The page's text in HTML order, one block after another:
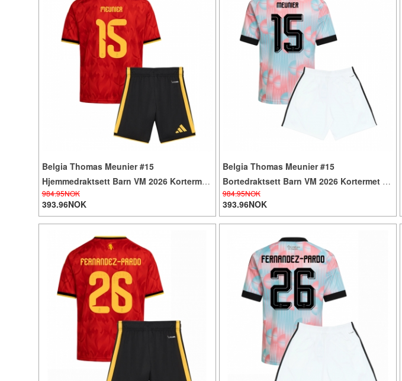
Belgia Thomas Meunier #15
Hjemmedraktsett Barn VM 2026 Kortermet
(+ Korte bukser)
984.95NOK
393.96NOK
Belgia Thomas Meunier #15
Bortedraktsett Barn VM 2026 Kortermet (+
Korte bukser)
984.95NOK
393.96NOK